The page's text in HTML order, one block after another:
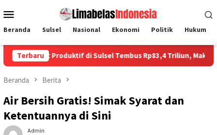
ke
Mobile
Beranda Sulsel Nasional Ekonomi Politik Hukum
Terbaru
di Sulsel Tembus Rp83,4 Triliun, Makassar Dominasi Lebih
Beranda Berita
Air Bersih Gratis! Simak Syarat dan
Ketentuannya di Sini
Admin